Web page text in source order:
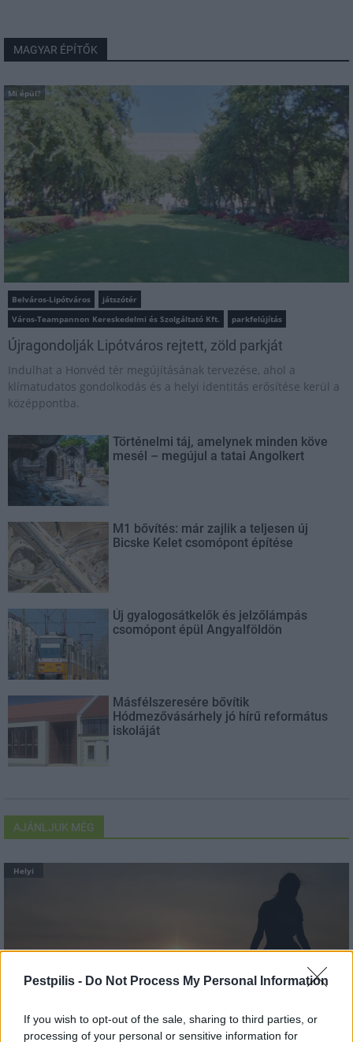
Pestpilis - Do Not Process My Personal Information
If you wish to opt-out of the sale, sharing to third parties, or
processing of your personal or sensitive information for
MAGYAR ÉPÍTŐK
Mi épül?
Belváros-Lipótváros
játszótér
Város-Teampannon Kereskedelmi és Szolgáltató Kft.
parkfelújítás
Újragondolják Lipótváros rejtett, zöld parkját
Indulhat a Honvéd tér megújításának tervezése, ahol a
klímatudatos gondolkodás és a helyi identitás erősítése kerül a
középpontba.
Történelmi táj, amelynek minden köve
mesél – megújul a tatai Angolkert
M1 bővítés: már zajlik a teljesen új
Bicske Kelet csomópont építése
Új gyalogosátkelők és jelzőlámpás
csomópont épül Angyalföldön
Másfélszeresére bővítik
Hódmezővásárhely jó hírű református
iskoláját
AJÁNLJUK MÉG
Helyi
csökken a riasztás